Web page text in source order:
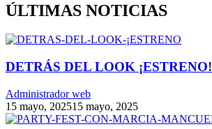
ÚLTIMAS NOTICIAS
DETRÁS DEL LOOK ¡ESTRENO!
Administrador web
15 mayo, 202515 mayo, 2025